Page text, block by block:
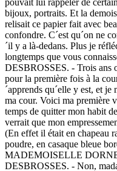
bijoux, portraits. Et la
relisait ce papier fait avec
confondre. C´est qu´on ne
´il y a là-dedans. Plus je
longtemps que vous
DESBROSSES. - Trois ans
pour la première fois à la
´apprends qu´elle y est, et
ma cour. Voici ma première
temps de quitter mon habit
verrait que mon
(En effet il était en chapeau
poudre, en casaque bleue
MADEMOISELLE
DESBROSSES. - Non,